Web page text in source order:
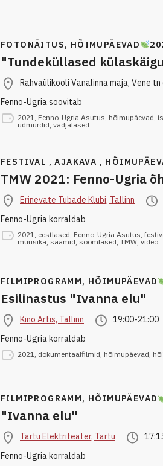
FOTONÄITUS, HÕIMUPÄEVAD
"Tundeküllased
Rahvaülikooli Vanalinna maja, Vene tn
Fenno-Ugria soovitab
2021 Fenno-Ugria Asutus hõimupäevad
udmurdid vadjalased
FESTIVAL , AJAKAVA ,
TMW 2021: Fenno-Ugria
Erinevate Tubade Klubi, Tallinn
Fenno-Ugria korraldab
2021, eestlased, Fenno-Ugria Asutus,
muusika, saamid, soomlased, TMW, video
FILMIPROGRAMM, HÕIMUPÄEVAD
Esilinastus "Ivanna elu"
Kino Artis, Tallinn
19:00-21:00
Fenno-Ugria korraldab
2021 dokumentaalfilmid hõimupäevad
FILMIPROGRAMM, HÕIMUPÄEVAD
"Ivanna elu"
Tartu Elektriteater, Tartu
Fenno-Ugria korraldab